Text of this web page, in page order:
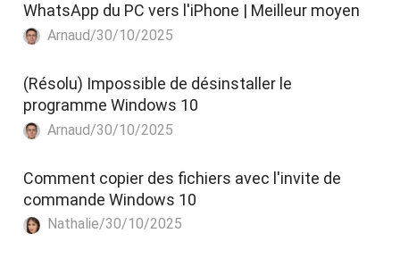
WhatsApp du PC vers l'iPhone | Meilleur moyen
Arnaud/30/10/2025
(Résolu) Impossible de désinstaller le
programme Windows 10
Arnaud/30/10/2025
Comment copier des fichiers avec l'invite de
commande Windows 10
Nathalie/30/10/2025